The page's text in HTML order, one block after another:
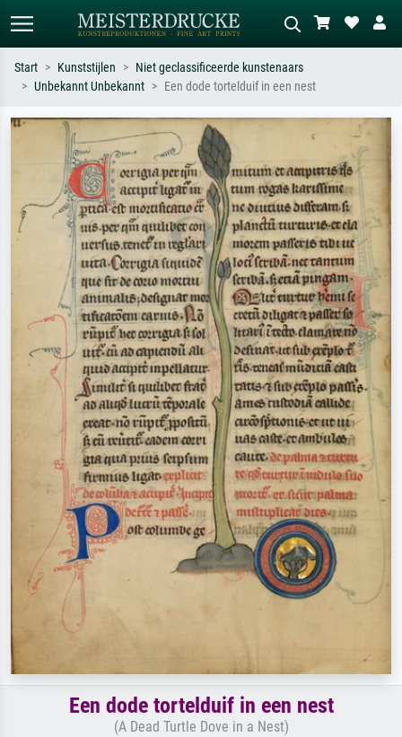
Zoek op kunstenaar, titel of stijl – bijv.
Monet, Sterrennacht, impressionisme,
Hokusai-golf, naakt.
Beschrijf de scène – bijv. groene
weide, abstract met veel rood, donker
olieverfschilderij, staand naakt naast
een boom.
Start Kunststijlen
Niet geclassificeerde kunstenaars
Unbekannt Unbekannt
Een dode tortelduif in een nest
Een dode tortelduif in een nest
(A Dead Turtle Dove in a Nest)